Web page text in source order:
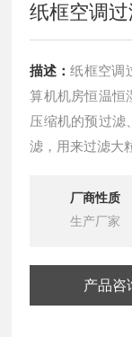
纸框空调过
描述：纸框空调
算机机房恒温恒
压缩机的预过滤
滤，用来过滤大
厂商性质
生产厂家
产品咨